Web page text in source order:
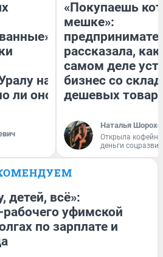
на
ли оно
«Покупаешь
мешке»:
рассказала, как
самом деле
бизнес со
дешевых
Наталья
Открыла
деньги
детей, всё»:
уфимской
по зарплате и